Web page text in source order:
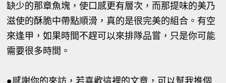
缺少的那章魚塊，使口感更有層次，而那提味的美乃
滋使的酥脆中帶點順滑，真的是很完美的組合。有空
來逢甲，如果時間不趕可以來排隊品嘗，只是你可能
需要很多時間。
●感謝你的來訪，若喜歡這裡的文章，可以幫我推個